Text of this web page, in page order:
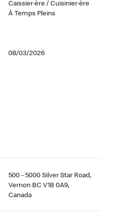
Caissier·ère / Cuisinier·ère
À Temps Pleins
08/03/2026
500 - 5000 Silver Star Road,
Vernon BC V1B 0A9,
Canada